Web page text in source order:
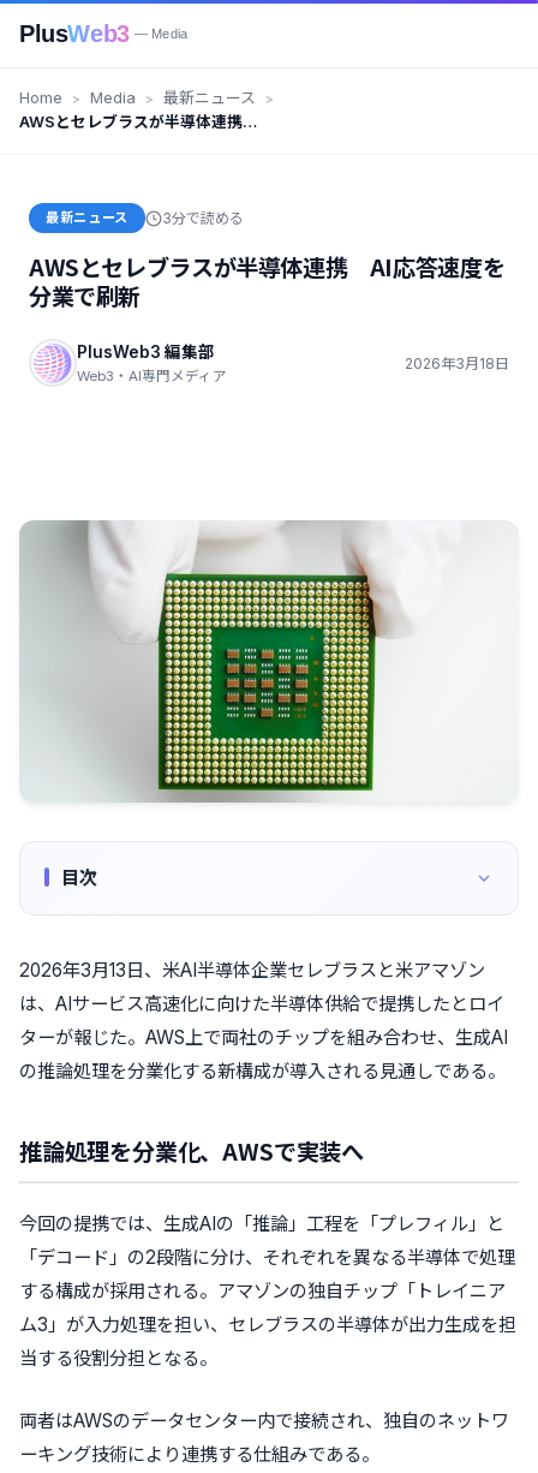
PlusWeb3 — Media
Home Media
最新ニュース
AWSとセレブラスが半導体連携
最新ニュース 3分で読める
AWSとセレブラスが半導体連携 AI応答速度を
分業で刷新
PlusWeb3 編集部
Web3・AI専門メディア
2026年3月18日
目次
2026年3月13日、米AI半導体企業セレブラスと米アマゾン
は、AIサービス高速化に向けた半導体供給で提携したとロイ
ターが報じた。AWS上で両社のチップを組み合わせ、生成AI
の推論処理を分業化する新構成が導入される見通しである。
推論処理を分業化、AWSで実装へ
今回の提携では、生成AIの「推論」工程を「プレフィル」と
「デコード」の2段階に分け、それぞれを異なる半導体で処理
する構成が採用される。アマゾンの独自チップ「トレイニア
ム3」が入力処理を担い、セレブラスの半導体が出力生成を担
当する役割分担となる。
両者はAWSのデータセンター内で接続され、独自のネットワ
ーキング技術により連携する仕組みである。